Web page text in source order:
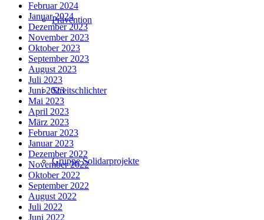
Prävention
Streitschlichter
Gruppe Solidarprojekte
Februar 2024
Januar 2024
Dezember 2023
November 2023
Oktober 2023
September 2023
August 2023
Juli 2023
Juni 2023
Mai 2023
April 2023
März 2023
Februar 2023
Januar 2023
Dezember 2022
November 2022
Oktober 2022
September 2022
August 2022
Juli 2022
Juni 2022